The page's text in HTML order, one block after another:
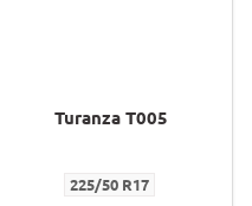
Turanza T005
225/50 R17